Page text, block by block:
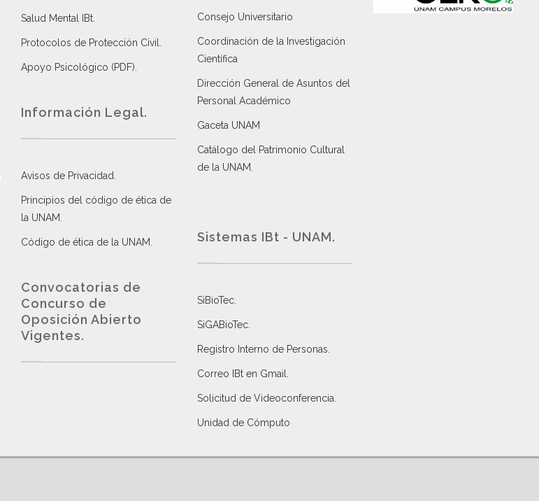
Salud Mental IBt
Protocolos de Protección Civil
Apoyo Psicológico (PDF)
Información Legal.
Avisos de Privacidad
Principios del código de ética de
la UNAM
Código de ética de la UNAM
Convocatorias de
Concurso de
Oposición Abierto
Vigentes.
Consejo Universitario
Coordinación de la Investigación
Científica
Dirección General de Asuntos del
Personal Académico
Gaceta UNAM
Catálogo del Patrimonio Cultural
de la UNAM.
Sistemas IBt - UNAM.
SiBioTec
SiGABioTec.
Registro Interno de Personas
Correo IBt en Gmail
Solicitud de Videoconferencia.
Unidad de Cómputo